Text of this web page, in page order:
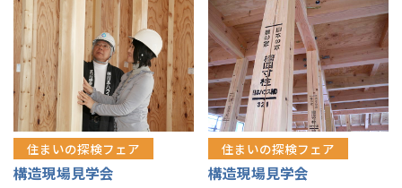
住まいの探検フェア
構造現場見学会
住まいの探検フェア
構造現場見学会